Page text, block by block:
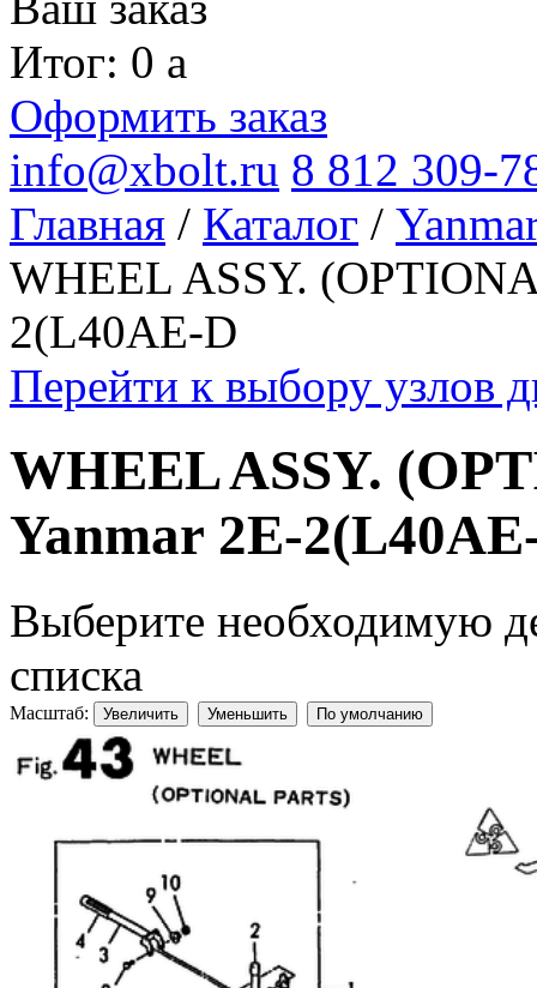
Итог: 0 a
Оформить заказ
info@xbolt.ru 8 812 309-
Главная / Каталог /
WHEEL ASSY.
2(L40AE-D
Перейти к выбору узлов
WHEEL ASSY.
Yanmar 2E-
Выберите необходимую
списка
Масштаб: Увеличить Уменьшить По умолчанию